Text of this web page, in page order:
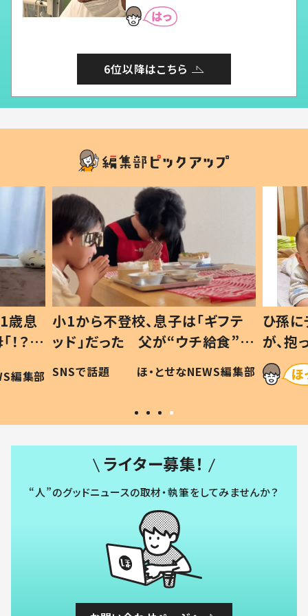
6位以降はこちら
歳息
？」
編集部
小1から不登校、息子は「ギフテ
ッド」だった 父が“ウチ給食”を
作り続ける理由とは #令和の親
#令和の子
SNSで話題 ほ・とせなNEWS編集部
ひ孫
が、
「涙が
い」
ライター募集！
“人”のグッドニュースの取材・執筆をしてみませんか？